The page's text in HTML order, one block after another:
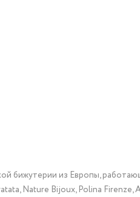
бижутерии из Европы,
Nature Bijoux, Polina Firenze,